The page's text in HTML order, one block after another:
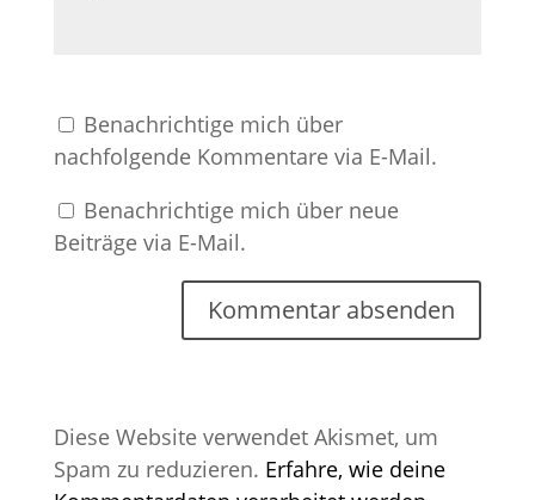
Benachrichtige mich über
nachfolgende Kommentare via E-Mail.
Benachrichtige mich über neue
Beiträge via E-Mail.
Diese Website verwendet Akismet, um
Spam zu reduzieren. Erfahre, wie deine